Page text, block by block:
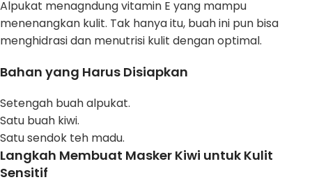
Alpukat menagndung vitamin E yang mampu
menenangkan kulit. Tak hanya itu, buah ini pun bisa
menghidrasi dan menutrisi kulit dengan optimal.
Bahan yang Harus Disiapkan
Setengah buah alpukat.
Satu buah kiwi.
Satu sendok teh madu.
Langkah Membuat Masker Kiwi untuk Kulit
Sensitif